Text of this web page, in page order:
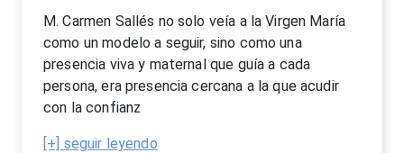
M. Carmen Sallés no solo veía a la Virgen María
como un modelo a seguir, sino como una
presencia viva y maternal que guía a cada
persona, era presencia cercana a la que acudir
con la confianz
[+] seguir leyendo